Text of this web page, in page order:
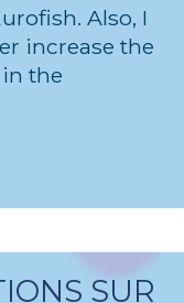
Also, I
increase the
the
SUR